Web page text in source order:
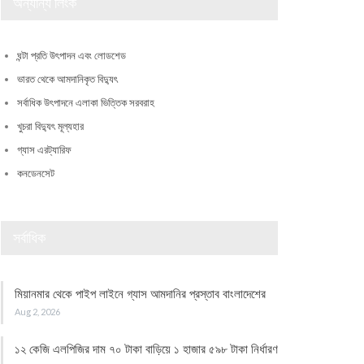
ঘন্টা প্রতি উৎপাদন এবং লোডশেড
ভারত থেকে আমদানিকৃত বিদ্যুৎ
সর্বাধিক উৎপাদনে এলাকা ভিত্তিক সরবরাহ
খুচরা বিদ্যুৎ মূল্যহার
গ্যাস এরট্যারিফ
কনডেনসেট
মিয়ানমার থেকে পাইপ লাইনে গ্যাস আমদানির প্রস্তাব বাংলাদেশের
Aug 2, 2026
১২ কেজি এলপিজির দাম ৭০ টাকা বাড়িয়ে ১ হাজার ৫৯৮ টাকা নির্ধারণ